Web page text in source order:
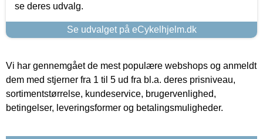
se deres udvalg.
Se udvalget på eCykelhjelm.dk
Vi har gennemgået de mest populære webshops og anmeldt
dem med stjerner fra 1 til 5 ud fra bl.a. deres prisniveau,
sortimentstørrelse, kundeservice, brugervenlighed,
betingelser, leveringsformer og betalingsmuligheder.